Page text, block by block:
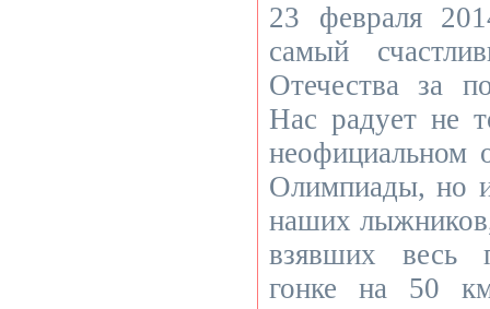
23 февраля
самый
Отечества за
Нас радует не
неофициальном
Олимпиады, но
наших
взявших весь
гонке на 50